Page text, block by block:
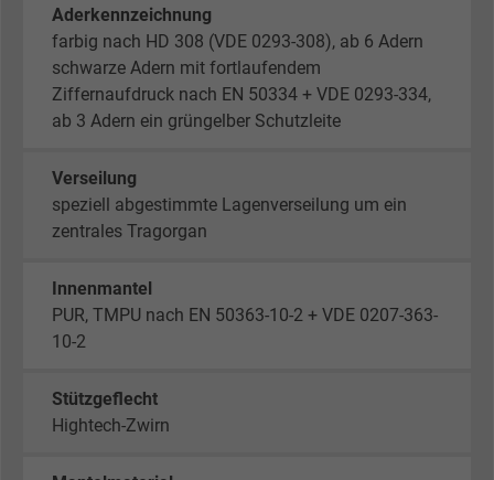
Aderkennzeichnung
farbig nach HD 308 (VDE 0293-308), ab 6 Adern
schwarze Adern mit fortlaufendem
Ziffernaufdruck nach EN 50334 + VDE 0293-334,
ab 3 Adern ein grüngelber Schutzleite
Verseilung
speziell abgestimmte Lagenverseilung um ein
zentrales Tragorgan
Innenmantel
PUR, TMPU nach EN 50363-10-2 + VDE 0207-363-
10-2
Stützgeflecht
Hightech-Zwirn